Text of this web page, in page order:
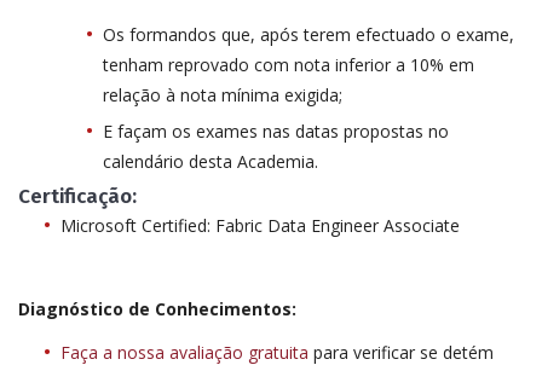
Os formandos que, após terem efectuado o exame,
tenham reprovado com nota inferior a 10% em
relação à nota mínima exigida;
E façam os exames nas datas propostas no
calendário desta Academia.
Certificação:
Microsoft Certified: Fabric Data Engineer Associate
Diagnóstico de Conhecimentos:
Faça a nossa avaliação gratuita para verificar se detém